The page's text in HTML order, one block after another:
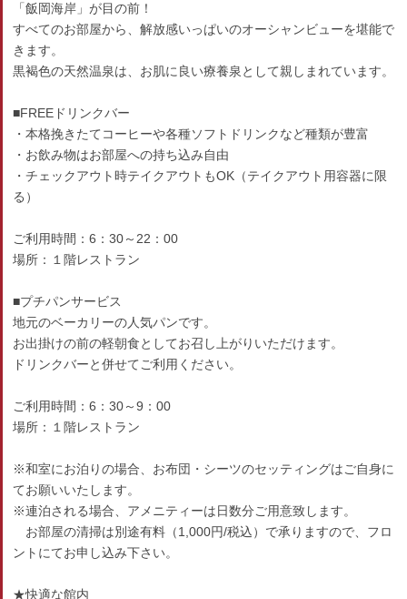
「飯岡海岸」が目の前！
すべてのお部屋から、解放感いっぱいのオーシャンビューを堪能で
きます。
黒褐色の天然温泉は、お肌に良い療養泉として親しまれています。
■FREEドリンクバー
・本格挽きたてコーヒーや各種ソフトドリンクなど種類が豊富
・お飲み物はお部屋への持ち込み自由
・チェックアウト時テイクアウトもOK（テイクアウト用容器に限
る）
ご利用時間：6：30～22：00
場所：１階レストラン
■プチパンサービス
地元のベーカリーの人気パンです。
お出掛けの前の軽朝食としてお召し上がりいただけます。
ドリンクバーと併せてご利用ください。
ご利用時間：6：30～9：00
場所：１階レストラン
※和室にお泊りの場合、お布団・シーツのセッティングはご自身に
てお願いいたします。
※連泊される場合、アメニティーは日数分ご用意致します。
お部屋の清掃は別途有料（1,000円/税込）で承りますので、フロ
ントにてお申し込み下さい。
★快適な館内